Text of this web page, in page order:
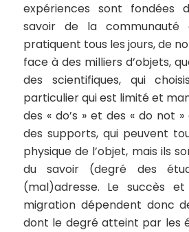
expériences sont fondées
savoir de la communauté
pratiquent tous les jours, de
face à des milliers d’objets,
des scientifiques, qui
particulier qui est limité et
des « do’s » et des « do not
des supports, qui peuvent
physique de l’objet, mais ils
du savoir (degré des
(mal)adresse. Le succès
migration dépendent donc
dont le degré atteint par les